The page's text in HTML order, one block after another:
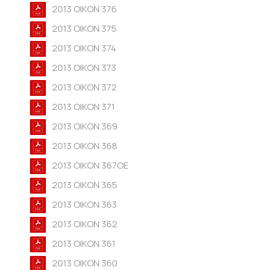
2013 OIKON 376
2013 OIKON 375
2013 OIKON 374
2013 OIKON 373
2013 OIKON 372
2013 OIKON 371
2013 OIKON 369
2013 OIKON 368
2013 OIKON 367OE
2013 OIKON 365
2013 OIKON 363
2013 OIKON 362
2013 OIKON 361
2013 OIKON 360